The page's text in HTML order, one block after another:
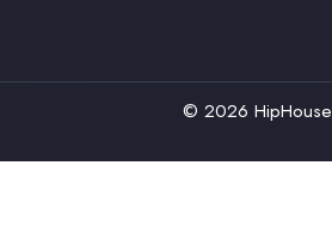
© 2026 HipHouse